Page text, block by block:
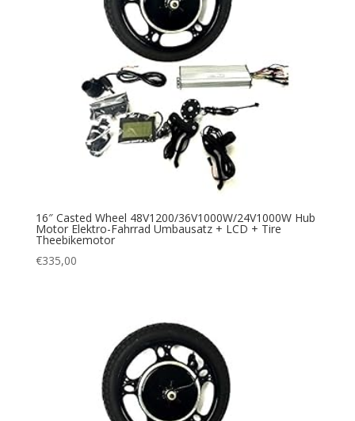
16″ Casted Wheel 48V1200/36V1000W/24V1000W Hub
Motor Elektro-Fahrrad Umbausatz + LCD + Tire
Theebikemotor
€335,00